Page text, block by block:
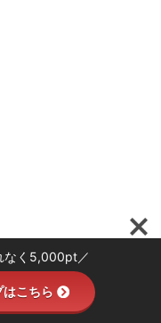
なく5,000pt／
はこちら